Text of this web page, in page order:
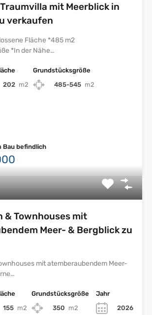
mit Meerblick in
verkaufen
Fläche *485 m2
*In der Nähe…
202 m2
Grundstücksgröße
485-545 m2
Bau befindlich
& Townhouses mit
Meer- & Bergblick zu
mit atemberaubendem Meer-
155 m2
Grundstücksgröße
350 m2
Jahr
2026